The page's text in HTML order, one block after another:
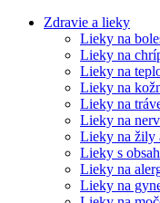
Zdravie a lieky
Lieky na
Lieky na
Lieky na
Lieky na
Lieky na
Lieky na
Lieky na žily
Lieky s
Lieky na
Lieky na